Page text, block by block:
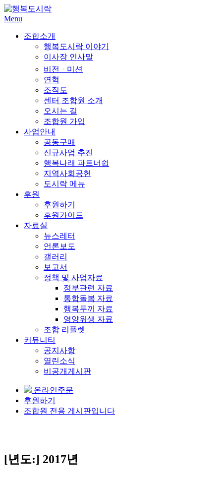
Skip
to
Menu
조합소개
행복도시락 이야기
이사장 인사말
비전ᆞ미션
연혁
조직도
센터 조합원 소개
오시는 길
조합원 가입
사업안내
공동구매
신규사업 추진
행복나래 파트너쉽
지역사회공헌
도시락 메뉴
후원
후원하기
후원가이드
자료실
뉴스레터
언론보도
갤러리
보고서
정책 및 사업자료
정부관련 자료
통합돌봄 자료
행복두끼 자료
영양위생 자료
조합 리플렛
커뮤니티
공지사항
열린소식
비공개게시판
온라인주문
후원하기
조합원 전용 게시판입니다
[년도:] 2017년